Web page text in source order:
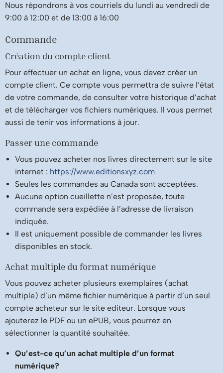
Nous répondrons à vos courriels du lundi au vendredi de
9:00 à 12:00 et de 13:00 à 16:00
Commande
Création du compte client
Pour effectuer un achat en ligne, vous devez créer un
compte client. Ce compte vous permettra de suivre l’état
de votre commande, de consulter votre historique d’achat
et de télécharger vos fichiers numériques. Il vous permet
aussi de tenir vos informations à jour.
Passer une commande
Vous pouvez acheter nos livres directement sur le site
internet : https://www.editionsxyz.com
Seules les commandes au Canada sont acceptées.
Aucune option cueillette n’est proposée, toute
commande sera expédiée à l’adresse de livraison
indiquée.
Il est uniquement possible de commander les livres
disponibles en stock.
Achat multiple du format numérique
Vous pouvez acheter plusieurs exemplaires (achat
multiple) d’un même fichier numérique à partir d’un seul
compte acheteur sur le site editeur. Lorsque vous
ajouterez le PDF ou un ePUB, vous pourrez en
sélectionner la quantité souhaitée.
Qu’est-ce qu’un achat multiple d’un format
numérique?